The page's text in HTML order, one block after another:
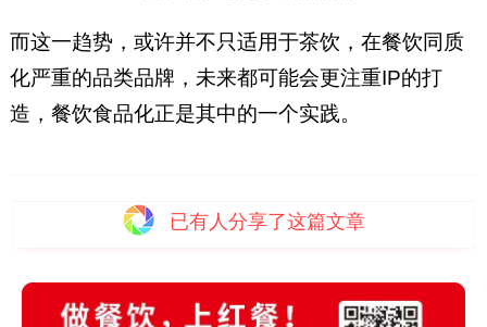
而这一趋势，或许并不只适用于茶饮，在餐饮同质
化严重的品类品牌，未来都可能会更注重IP的打
造，餐饮食品化正是其中的一个实践。
已有人分享了这篇文章